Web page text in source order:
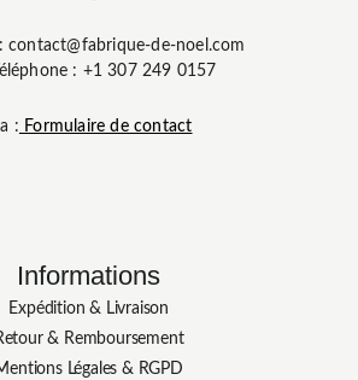
contact@fabrique-de-noel.com
: +1 307 249 0157
: Formulaire de contact
Informations
Expédition & Livraison
& Remboursement
Légales & RGPD